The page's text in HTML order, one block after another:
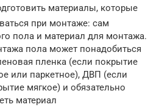
материалы, которые
при монтаже: сам
пола и материал для монтажа.
пола может понадобиться
пленка (если покрытие
или паркетное), ДВП (если
мягкое) и обязательно
материал